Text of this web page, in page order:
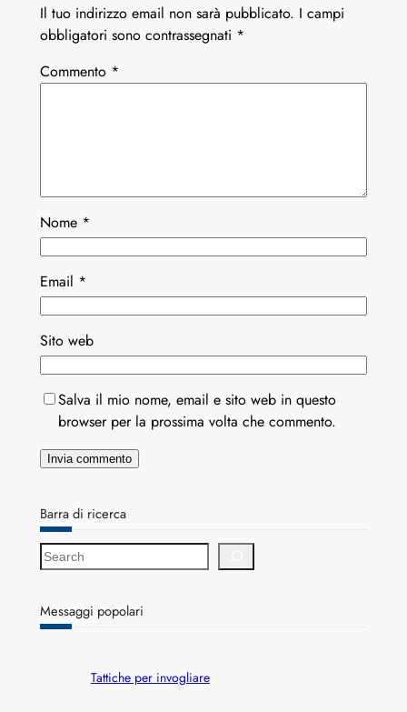
Il tuo indirizzo email non sarà pubblicato. I campi
obbligatori sono contrassegnati *
Commento *
Nome *
Email *
Sito web
Salva il mio nome, email e sito web in questo
browser per la prossima volta che commento.
Barra di ricerca
S
e
r
c
Messaggi popolari
Tattiche per invogliare